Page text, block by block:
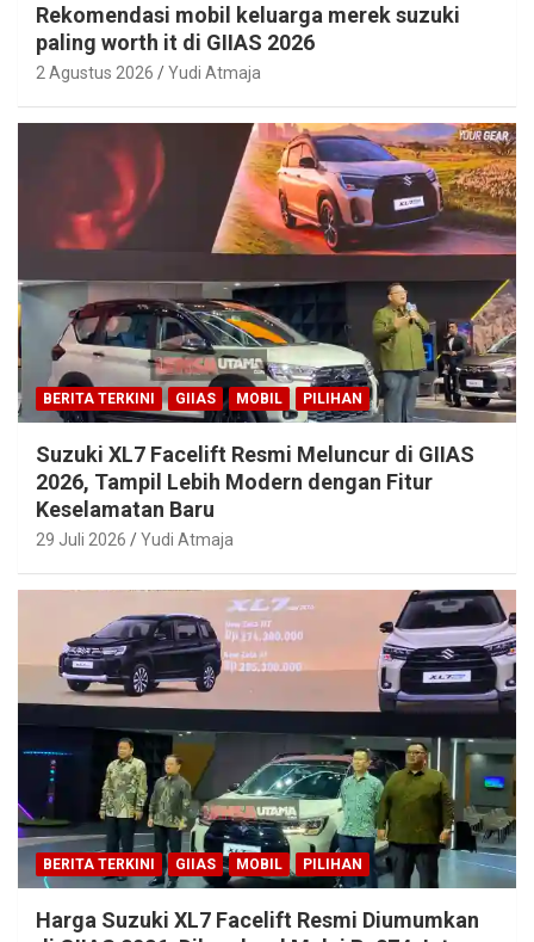
Rekomendasi mobil keluarga merek suzuki
paling worth it di GIIAS 2026
2 Agustus 2026 Yudi Atmaja
BERITA TERKINI GIIAS MOBIL PILIHAN
Suzuki XL7 Facelift Resmi Meluncur di GIIAS
2026, Tampil Lebih Modern dengan Fitur
Keselamatan Baru
29 Juli 2026 Yudi Atmaja
BERITA TERKINI GIIAS MOBIL PILIHAN
Harga Suzuki XL7 Facelift Resmi Diumumkan